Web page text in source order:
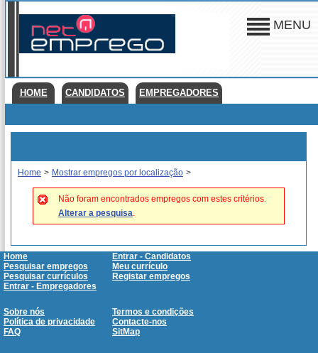
MENU
HOME CANDIDATOS EMPREGADORES
Home > Mostrar empregos por localização >
Não foram encontrados empregos com estes critérios.
Alterar a pesquisa.
Home
Entrar - Candidatos
Pesquisar empregos
Meu currículo
Pesquisar currículos
Registar empregos
Entrar - Empregadores
Sobre nós
Termos e condições
Política de privacidade
Contacte-nos
FAQ
SitMap